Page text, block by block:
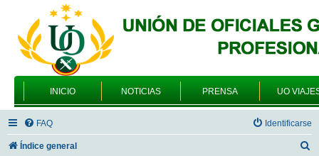
INICIO NOTICIAS PRENSA UO
FAQ Identificarse
Índice general